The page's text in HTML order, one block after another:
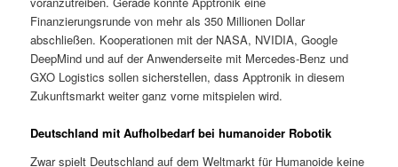
Finanzierungsrunde von mehr als 350 Millionen Dollar
abschließen. Kooperationen mit der NASA, NVIDIA, Google
DeepMind und auf der Anwenderseite mit Mercedes-Benz und
GXO Logistics sollen sicherstellen, dass Apptronik in diesem
Zukunftsmarkt weiter ganz vorne mitspielen wird.
Deutschland mit Aufholbedarf bei humanoider Robotik
Zwar spielt Deutschland auf dem Weltmarkt für Humanoide keine